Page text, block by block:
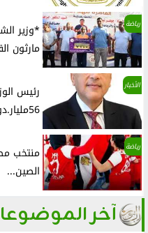
رياضة
*وزير
مارثون
الأخبار
رئيس
56مليار.دولار
رياضة
منتخب
الصين...
آخر